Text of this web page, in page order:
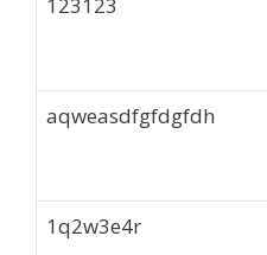
aqweasdfgfdgfdh
1q2w3e4r